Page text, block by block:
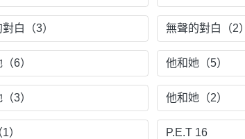
白（3） 無聲的對白（2）
6） 他和她（5）
3） 他和她（2）
） P.E.T 16